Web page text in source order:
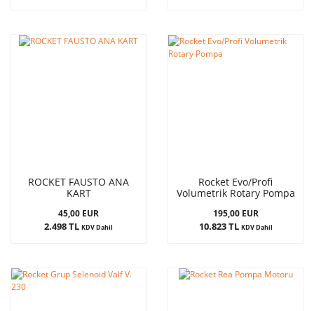
ROCKET FAUSTO ANA
KART
45,00 EUR
2.498 TL KDV Dahil
Rocket Evo/Profi
Volumetrik Rotary Pompa
195,00 EUR
10.823 TL KDV Dahil